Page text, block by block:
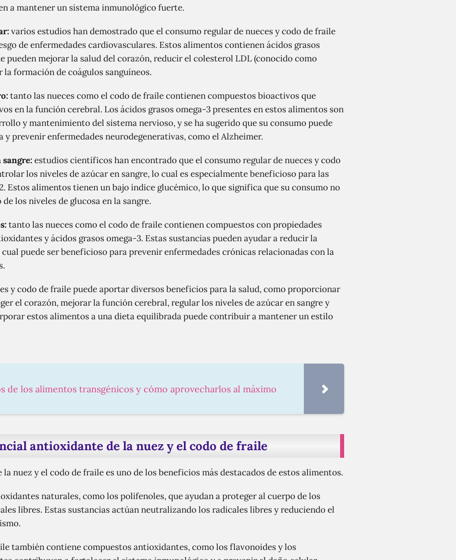
a mantener un sistema inmunológico fuerte.
varios estudios han demostrado que el consumo regular de nueces y codo de fraile
de enfermedades cardiovasculares. Estos alimentos contienen ácidos grasos
pueden mejorar la salud del corazón, reducir el colesterol LDL (conocido como
formación de coágulos sanguíneos.
tanto las nueces como el codo de fraile contienen compuestos bioactivos que
en la función cerebral. Los ácidos grasos omega-3 presentes en estos alimentos son
y mantenimiento del sistema nervioso, y se ha sugerido que su consumo puede
y prevenir enfermedades neurodegenerativas, como el Alzheimer.
sangre:estudios científicos han encontrado que el consumo regular de nueces y codo
los niveles de azúcar en sangre, lo cual es especialmente beneficioso para las
Estos alimentos tienen un bajo índice glucémico, lo que significa que su consumo no
los niveles de glucosa en la sangre.
tanto las nueces como el codo de fraile contienen compuestos con propiedades
y ácidos grasos omega-3. Estas sustancias pueden ayudar a reducir la
puede ser beneficioso para prevenir enfermedades crónicas relacionadas con la
y codo de fraile puede aportar diversos beneficios para la salud, como proporcionar
el corazón, mejorar la función cerebral, regular los niveles de azúcar en sangre y
estos alimentos a una dieta equilibrada puede contribuir a mantener un estilo
de los alimentos transgénicos y cómo aprovecharlos al máximo
antioxidante de la nuez y el codo de fraile
nuez y el codo de fraile es uno de los beneficios más destacados de estos alimentos.
naturales, como los polifenoles, que ayudan a proteger al cuerpo de los
libres. Estas sustancias actúan neutralizando los radicales libres y reduciendo el
también contiene compuestos antioxidantes, como los flavonoides y los